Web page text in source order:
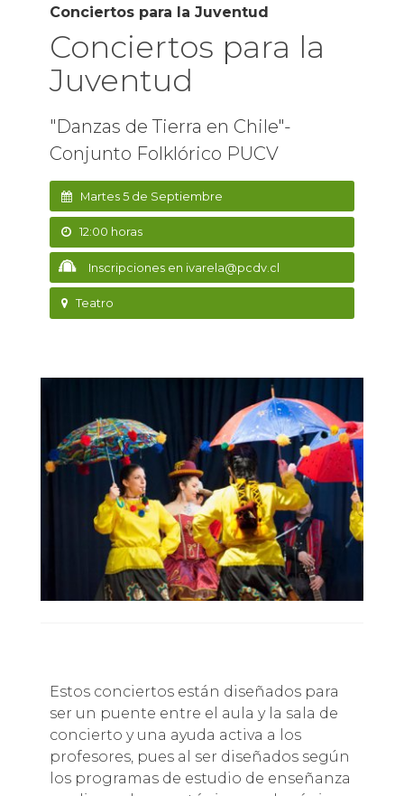
Conciertos para la Juventud
Conciertos para la
Juventud
"Danzas de Tierra en Chile"-
Conjunto Folklórico PUCV
Martes 5 de Septiembre
12:00 horas
Inscripciones en ivarela@pcdv.cl
Teatro
Estos conciertos están diseñados para
ser un puente entre el aula y la sala de
concierto y una ayuda activa a los
profesores, pues al ser diseñados según
los programas de estudio de enseñanza